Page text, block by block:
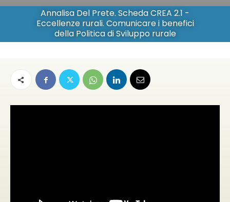
Annalisa Del Prete. Scheda CREA 2.1 -
Eccellenze rurali. Comunicare i benefici
della Politica di Sviluppo rurale